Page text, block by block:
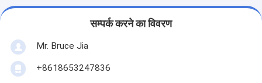
सम्पर्क करने का विवरण
Mr. Bruce Jia
+8618653247836